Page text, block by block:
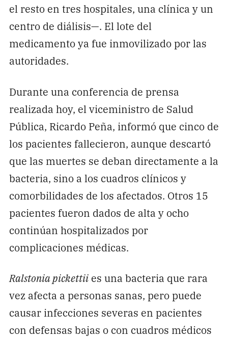
el resto en tres hospitales, una clínica y un
centro de diálisis—. El lote del
medicamento ya fue inmovilizado por las
autoridades.
Durante una conferencia de prensa
realizada hoy, el viceministro de Salud
Pública, Ricardo Peña, informó que cinco de
los pacientes fallecieron, aunque descartó
que las muertes se deban directamente a la
bacteria, sino a los cuadros clínicos y
comorbilidades de los afectados. Otros 15
pacientes fueron dados de alta y ocho
continúan hospitalizados por
complicaciones médicas.
Ralstonia pickettiies una bacteria que rara
vez afecta a personas sanas, pero puede
causar infecciones severas en pacientes
con defensas bajas o con cuadros médicos